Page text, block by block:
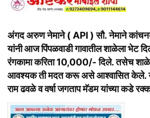
अंगद अरुण नेमाने ( API ) सौ. नेमाने
यांनी आज पिंपळवाडी गावातील शाळेला भेट
रंगकामा करिता 10,000/- दिले. तसेच
आवश्यक ती मदत करू असे आश्वासित केले.
राम ढवळे व वर्षा जगताप मॅडम यांच्या कडे